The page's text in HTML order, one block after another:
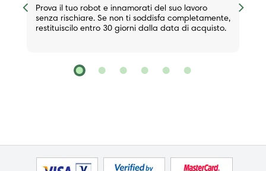
Previous
Prova il tuo robot e innamorati del suo lavoro
senza rischiare. Se non ti soddisfa completamente,
restituiscilo entro 30 giorni dalla data di acquisto.
Next